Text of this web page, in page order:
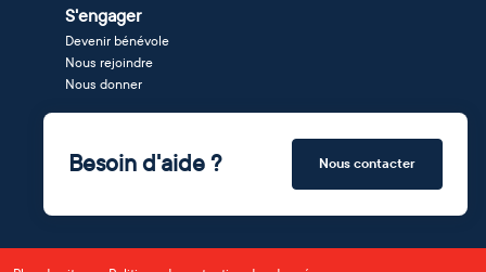
S'engager
Devenir bénévole
Nous rejoindre
Nous donner
Besoin d'aide ? Nous contacter